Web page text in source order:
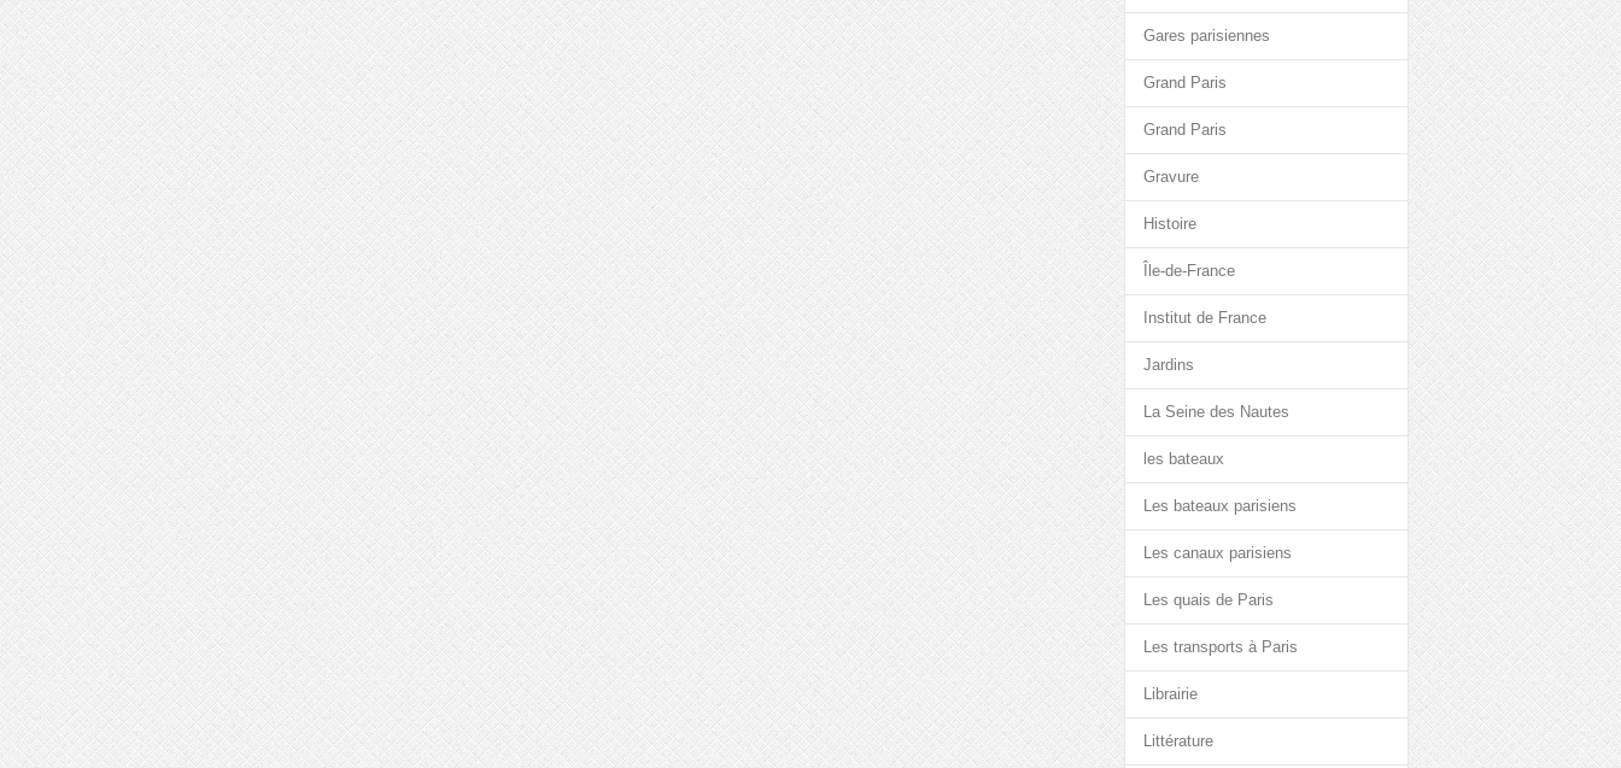
Gares parisiennes
Grand Paris
Grand Paris
Gravure
Histoire
Île-de-France
Institut de France
Jardins
La Seine des Nautes
les bateaux
Les bateaux parisiens
Les canaux parisiens
Les quais de Paris
Les transports à Paris
Librairie
Littérature